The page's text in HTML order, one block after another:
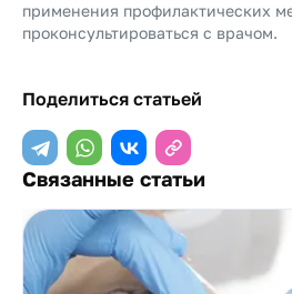
применения профилактических
проконсультироваться с врачом.
Поделиться статьей
Связанные статьи